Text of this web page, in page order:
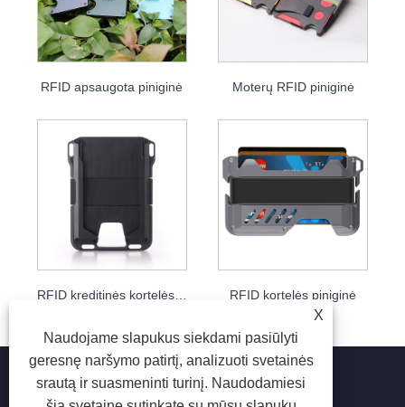
RFID apsaugota piniginė Moterų RFID piniginė
RFID kreditinės kortelės turėtojas RFID kortelės piniginė
X
Naudojame slapukus siekdami pasiūlyti
geresnę naršymo patirtį, analizuoti svetainės
srautą ir suasmeninti turinį. Naudodamiesi